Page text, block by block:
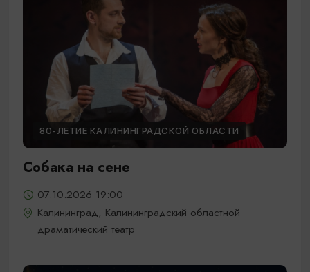
80-ЛЕТИЕ КАЛИНИНГРАДСКОЙ ОБЛАСТИ
Собака на сене
07.10.2026 19:00
Калининград, Калининградский областной
драматический театр